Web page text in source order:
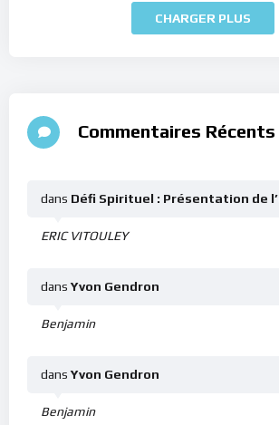
CHARGER PLUS
Commentaires Récents
ERIC VITOULEY
dans Défi Spirituel : Présentation de
Benjamin
dans Yvon Gendron
Benjamin
dans Yvon Gendron